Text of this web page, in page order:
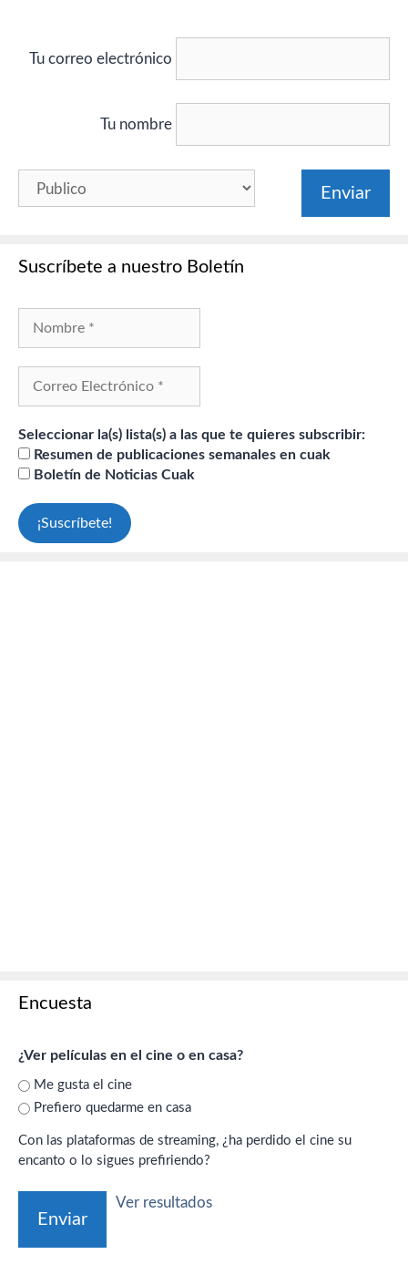
Tu correo electrónico
Tu nombre
Suscríbete a nuestro Boletín
Seleccionar la(s) lista(s) a las que te quieres subscribir:
Resumen de publicaciones semanales en cuak
Boletín de Noticias Cuak
Encuesta
¿Ver películas en el cine o en casa?
Me gusta el cine
Prefiero quedarme en casa
Con las plataformas de streaming, ¿ha perdido el cine su
encanto o lo sigues prefiriendo?
Ver resultados